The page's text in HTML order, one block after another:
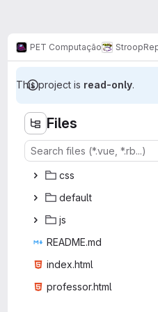
PET Computação Stroop
This project is read-only.
Files
c‎ss‎
def‎ault‎
j‎s‎
READ‎ME.md‎
index‎.html‎
profess‎or.html‎